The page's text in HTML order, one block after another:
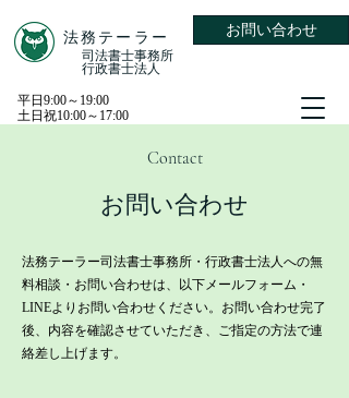
​法務テーラー
​司法書士事務所
​行政書士法人
お問い合わせ
平日9:00～19:00
土日祝10:00～17:00
Contact
お問い合わせ
法務テーラー司法書士事務所・行政書士法人への無
料相談・お問い合わせは、以下メールフォーム・
LINEよりお問い合わせください。お問い合わせ完了
後、内容を確認させていただき、ご指定の方法で連
絡差し上げます。